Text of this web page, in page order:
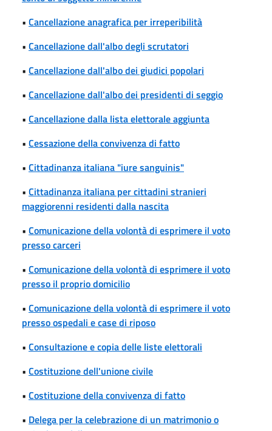
• Cancellazione anagrafica per irreperibilità
• Cancellazione dall'albo degli scrutatori
• Cancellazione dall'albo dei giudici popolari
• Cancellazione dall'albo dei presidenti di seggio
• Cancellazione dalla lista elettorale aggiunta
• Cessazione della convivenza di fatto
• Cittadinanza italiana "iure sanguinis"
• Cittadinanza italiana per cittadini stranieri
maggiorenni residenti dalla nascita
• Comunicazione della volontà di esprimere il voto
presso carceri
• Comunicazione della volontà di esprimere il voto
presso il proprio domicilio
• Comunicazione della volontà di esprimere il voto
presso ospedali e case di riposo
• Consultazione e copia delle liste elettorali
• Costituzione dell'unione civile
• Costituzione della convivenza di fatto
• Delega per la celebrazione di un matrimonio o